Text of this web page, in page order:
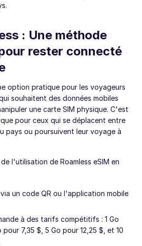
: Une méthode
rester connecté
option pratique pour les voyageurs
souhaitent des données mobiles
une carte SIM physique. C'est
pour ceux qui se déplacent entre
pays ou poursuivent leur voyage à
l'utilisation de Roamless eSIM en
un code QR ou l'application mobile
à des tarifs compétitifs : 1 Go
7,35 $, 5 Go pour 12,25 $, et 10